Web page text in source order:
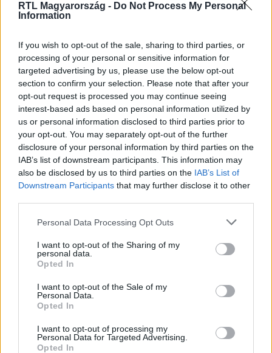
RTL Magyarország - Do Not Process My Personal
Information
If you wish to opt-out of the sale, sharing to third parties, or
processing of your personal or sensitive information for
targeted advertising by us, please use the below opt-out
section to confirm your selection. Please note that after your
opt-out request is processed you may continue seeing
interest-based ads based on personal information utilized by
us or personal information disclosed to third parties prior to
your opt-out. You may separately opt-out of the further
disclosure of your personal information by third parties on the
IAB’s list of downstream participants. This information may
also be disclosed by us to third parties on the IAB’s List of
Downstream Participants that may further disclose it to other
Please note that this website/app uses one or more Google
not limited to your visit or usage behaviour. You may click to
grant or deny consent to Google and its third-party tags to
use your data for below specified purposes in below Google
consent section.
Personal Data Processing Opt Outs
I want to opt-out of the Sharing of my
personal data.
Opted In
I want to opt-out of the Sale of my
Personal Data.
Opted In
I want to opt-out of processing my
Personal Data for Targeted Advertising.
Opted In
Életünk története
Nagy Zsolt teljesen meztelenül ismerkedett
Élettársa Oltai Kata, művészettörténész. A kurátori,
kiállítás-menedzseri szakma csúcsának is tekinthető
Ludwig múzeumi biztos. Polgári státuszát érezte
túlságosan korlátozónak, és ugrott a bizonytalanba.
Azóta galériát, butikot nyitott, szabászatot tanul és
ezeken kívül is ezerféle módon aktív.
1:44
MEGHATÓ: Nagy Zsolt a